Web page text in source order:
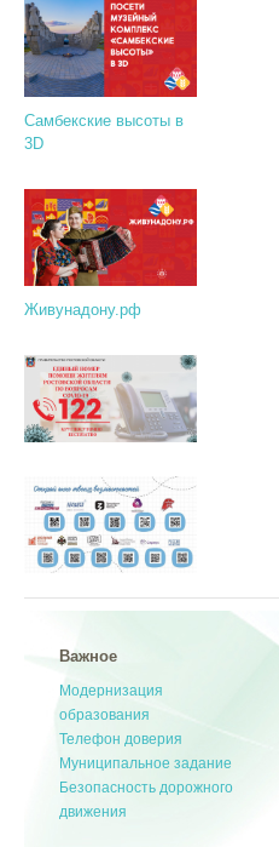
Самбекские высоты в
3D
Живунадону.рф
Важное
Модернизация
образования
Телефон доверия
Муниципальное задание
Безопасность дорожного
движения